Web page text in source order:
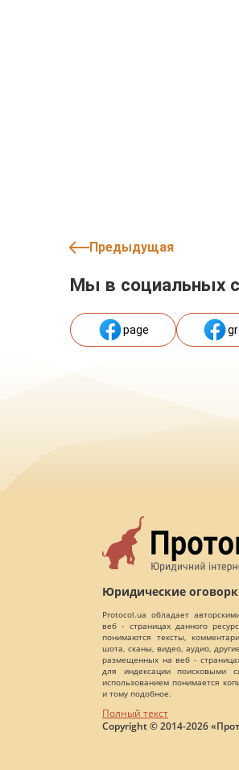
Предыдущая
Мы в социальных
page
Юридические
Protocol.ua обладает
веб - страницах данного
понимаются тексты,
шота, сканы, видео, аудио,
размещенных на веб -
для индексации поисковыми
использованием понимается
и тому подобное.
Полный текст
Copyright © 2014-2026